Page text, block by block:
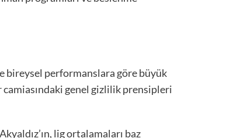
bireysel performanslara göre büyük
camiasındaki genel gizlilik prensipleri
lig ortalamaları baz